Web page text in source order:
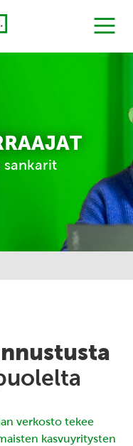
MENU
sankarit
verkosto tekee
kasvuyritysten